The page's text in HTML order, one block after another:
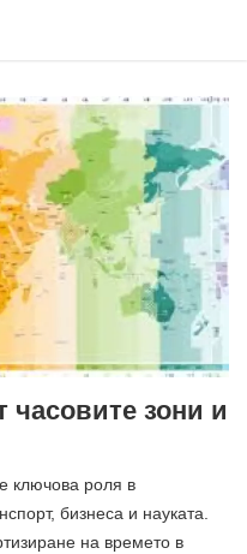
часовите зони и
ключова роля в
бизнеса и науката.
на времето в